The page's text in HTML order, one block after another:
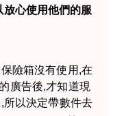
次去看看真是太好
放心使用他們的服
險箱沒有使用,在
廣告後,才知道現
所以決定帶數件去